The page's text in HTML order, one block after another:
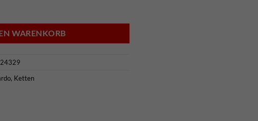
WARENKORB
, Ketten